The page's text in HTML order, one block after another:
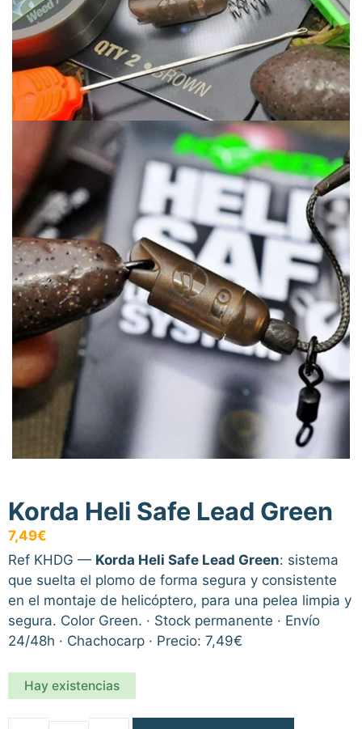
Korda Heli Safe Lead Green
7,49€
Ref KHDG — Korda Heli Safe Lead Green: sistema
que suelta el plomo de forma segura y consistente
en el montaje de helicóptero, para una pelea limpia y
segura. Color Green. · Stock permanente · Envío
24/48h · Chachocarp · Precio: 7,49€
Hay existencias